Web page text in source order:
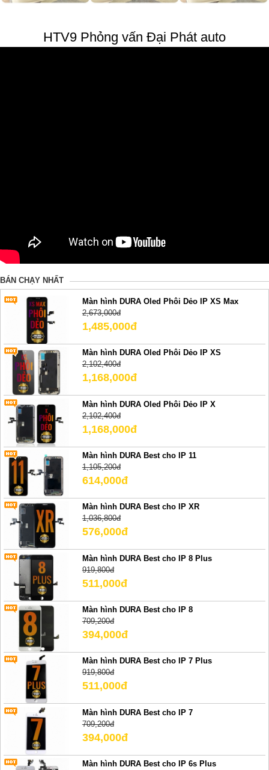
HTV9 Phỏng vấn Đại Phát auto
BÁN CHẠY NHẤT
Màn hình DURA Oled Phôi Dẻo IP XS Max
2,673,000đ
1,485,000đ
Màn hình DURA Oled Phôi Dẻo IP XS
2,102,400đ
1,168,000đ
Màn hình DURA Oled Phôi Dẻo IP X
2,102,400đ
1,168,000đ
Màn hình DURA Best cho IP 11
1,105,200đ
614,000đ
Màn hình DURA Best cho IP XR
1,036,800đ
576,000đ
Màn hình DURA Best cho IP 8 Plus
919,800đ
511,000đ
Màn hình DURA Best cho IP 8
709,200đ
394,000đ
Màn hình DURA Best cho IP 7 Plus
919,800đ
511,000đ
Màn hình DURA Best cho IP 7
709,200đ
394,000đ
Màn hình DURA Best cho IP 6s Plus